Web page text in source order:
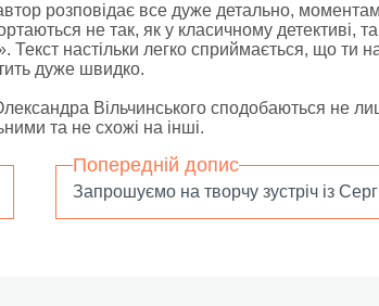
розповідає все дуже детально,
не так, як у класичному детективі,
Текст настільки легко сприймається, що ти
дуже швидко.
Вільчинського сподобаються не
та не схожі на інші.
Попередній допис
Запрошуємо на творчу зустріч із